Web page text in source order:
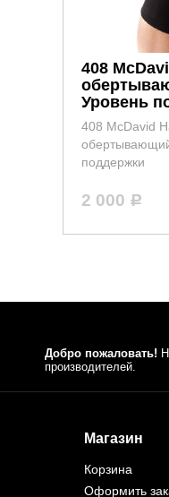
408
Уровень
408 McDavid
поддержки
2 000 Р
Добро пожаловать!
производителей.
Магазин
Корзина
Оформить